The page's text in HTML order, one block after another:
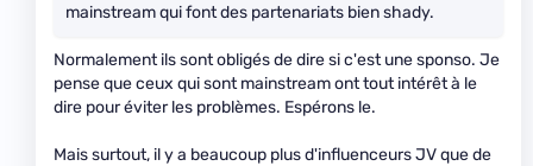
mainstream qui font des partenariats bien shady.
Normalement ils sont obligés de dire si c'est une sponso. Je
pense que ceux qui sont mainstream ont tout intérêt à le
dire pour éviter les problèmes. Espérons le.
Mais surtout, il y a beaucoup plus d'influenceurs JV que de